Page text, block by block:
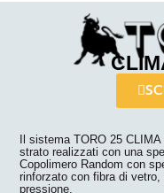
Il sistema TORO 25
strato realizzati con una
Copolimero Random con
rinforzato con fibra di vetro,
pressione.